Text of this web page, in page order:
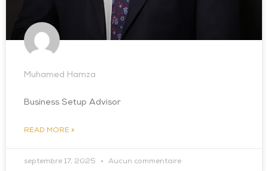
Muhamed Hamza
Business Setup Advisor
READ MORE »
septembre 17, 2025 Aucun commentaire